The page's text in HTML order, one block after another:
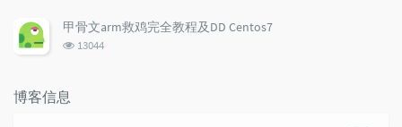
次
数:
甲骨文arm救鸡完全教程及DD Centos7
浏
13044
博客信息